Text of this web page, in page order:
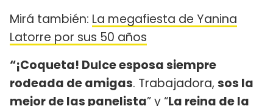
Mirá también: La megafiesta de Yanina
Latorre por sus 50 años
“¡Coqueta! Dulce esposa siempre
rodeada de amigas. Trabajadora, sos la
mejor de las panelista” y “La reina de la